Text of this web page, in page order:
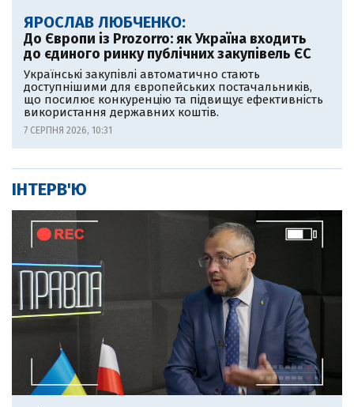
ЯРОСЛАВ ЛЮБЧЕНКО:
До Європи із Prozorro: як Україна входить
до єдиного ринку публічних закупівель ЄС
Українські закупівлі автоматично стають
доступнішими для європейських постачальників,
що посилює конкуренцію та підвищує ефективність
використання державних коштів.
7 СЕРПНЯ 2026, 10:31
ІНТЕРВ'Ю